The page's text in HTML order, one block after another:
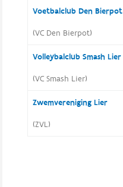
Voetbalclub Den Bierpot
(VC Den Bierpot)
Volleybalclub Smash Lier
(VC Smash Lier)
Zwemvereniging Lier
(ZVL)